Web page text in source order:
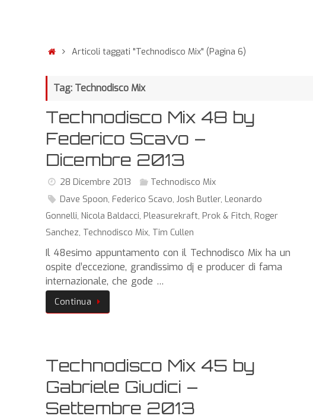
Articoli taggati "Technodisco Mix" (Pagina 6)
Tag: Technodisco Mix
Technodisco Mix 48 by
Federico Scavo –
Dicembre 2013
28 Dicembre 2013
Technodisco Mix
Dave Spoon,Federico Scavo,Josh Butler,Leonardo
Gonnelli, Nicola Baldacci, Pleasurekraft, Prok & Fitch, Roger
Sanchez, Technodisco Mix, Tim Cullen
Il 48esimo appuntamento con il Technodisco Mix ha un
ospite d’eccezione, grandissimo dj e producer di fama
internazionale, che gode …
Continua
Technodisco Mix 45 by
Gabriele Giudici –
Settembre 2013